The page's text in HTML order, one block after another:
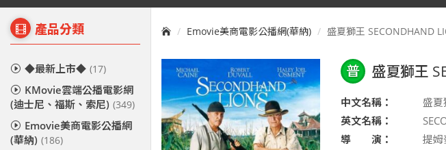
產品分類
◆最新上市◆ (17)
KMovie雲端公播電影網
(迪士尼、福斯、索尼) (349)
Emovie美商電影公播網
(華納) (186)
Emovie美商電影公播網(華納) 盛夏獅王 SECONDHAND
普 盛夏獅王
中文名稱：
盛
英文名稱：
導 演：
提姆